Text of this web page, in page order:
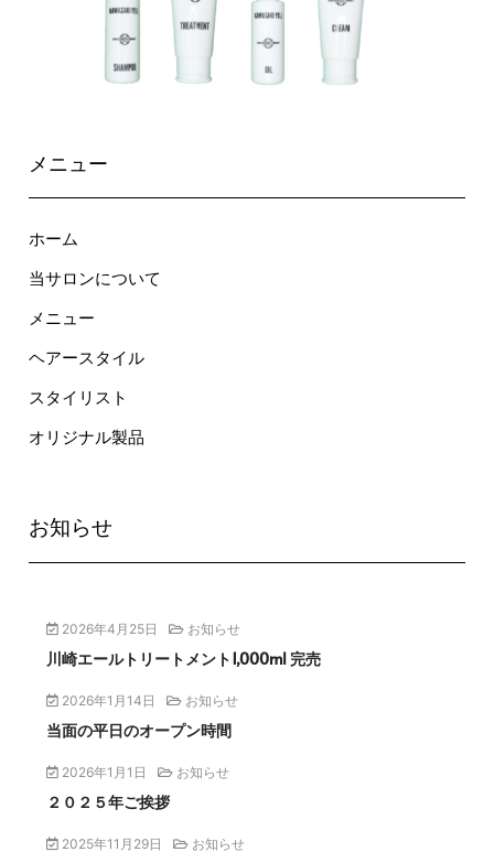
メニュー
ホーム
当サロンについて
メニュー
ヘアースタイル
スタイリスト
オリジナル製品
お知らせ
2026年4月25日 お知らせ
川崎エールトリートメント1,000ml 完売
2026年1月14日 お知らせ
当面の平日のオープン時間
2026年1月1日 お知らせ
２０２５年ご挨拶
2025年11月29日 お知らせ